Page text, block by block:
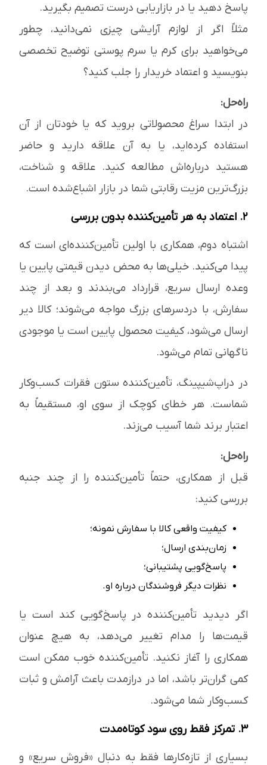
پاسخ دهید یا در بازاریابی درست تصمیم بگیرید.
مثلاً اگر از لوازم آرایشی چیزی نمی‌دانید، چطور
می‌خواهید برای کرم یا سرم پوستی توضیح تخصصی
بنویسید و اعتماد خریدار را جلب کنید؟
راه‌حل:
در ابتدا سراغ محصولاتی بروید که یا خودتان از آن
استفاده کرده‌اید، یا به آن علاقه دارید و حاضر
هستید درباره‌اش مطالعه کنید. علاقه و شناخت،
بزرگ‌ترین مزیت رقابتی شما در بازار اشباع‌شده است.
۲. اعتماد به هر تأمین‌کننده بدون بررسی
اشتباه دوم، همکاری با اولین تأمین‌کننده‌ای است که
پیدا می‌کنید. خیلی‌ها به محض دیدن قیمتی پایین یا
وعده ارسال سریع، قرارداد می‌بندند و بعد از چند
سفارش، با دردسرهای بزرگ مواجه می‌شوند؛ کالا دیر
ارسال می‌شود، کیفیت محصول پایین است یا موجودی
ناگهانی تمام می‌شود.
در دراپ‌شیپینگ، تأمین‌کننده ستون فقرات کسب‌وکار
شماست. هر خطای کوچک از سوی او، مستقیماً به
اعتبار برند شما آسیب می‌زند.
راه‌حل:
قبل از همکاری، حتماً تأمین‌کننده را از چند جنبه
بررسی کنید:
کیفیت واقعی کالا با سفارش نمونه؛
زمان‌بندی ارسال؛
پاسخ‌گویی پشتیبانی؛
نظرات دیگر فروشندگان درباره او.
اگر دیدید تأمین‌کننده در پاسخ‌گویی کند است یا
قیمت‌ها را مدام تغییر می‌دهد، به هیچ عنوان
همکاری را آغاز نکنید. تأمین‌کننده خوب ممکن است
کمی گران‌تر باشد، اما در درازمدت باعث آرامش و ثبات
کسب‌وکار شما می‌شود.
۳. تمرکز فقط روی سود کوتاه‌مدت
بسیاری از تازه‌کارها فقط به دنبال «فروش سریع» و